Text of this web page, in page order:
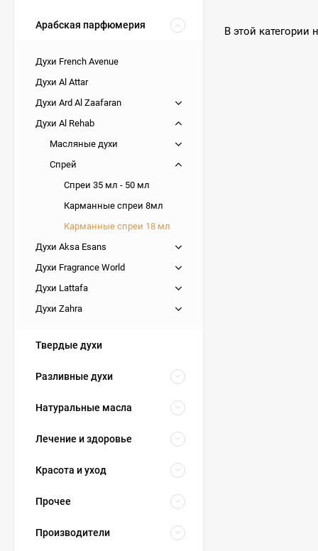
В этой категории
Арабская парфюмерия
Духи French Avenue
Духи Al Attar
Духи Ard Al Zaafaran
Духи Al Rehab
Масляные духи
Спрей
Спреи 35 мл - 50 мл
Карманные спреи 8мл
Карманные спреи 18 мл
Духи Aksa Esans
Духи Fragrance World
Духи Lattafa
Духи Zahra
Твердые духи
Разливные духи
Натуральные масла
Лечение и здоровье
Красота и уход
Прочее
Производители